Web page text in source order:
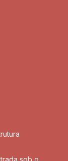
sob o